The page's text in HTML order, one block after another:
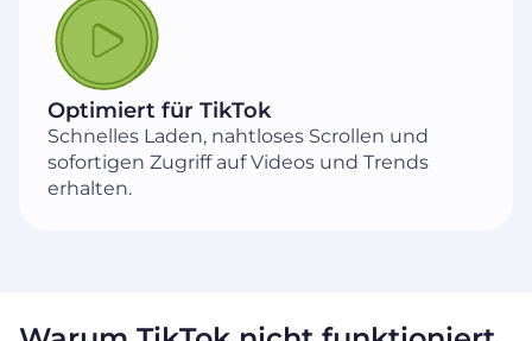
Optimiert für TikTok
Schnelles Laden, nahtloses Scrollen und
sofortigen Zugriff auf Videos und Trends
erhalten.